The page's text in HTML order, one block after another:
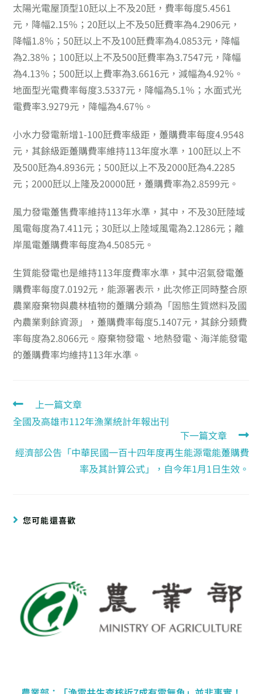
太陽光電屋頂型10瓩以上不及20瓩，費率每度5.4561
元，降幅2.15％；20瓩以上不及50瓩費率為4.2906元，
降幅1.8％；50瓩以上不及100瓩費率為4.0853元，降幅
為2.38％；100瓩以上不及500瓩費率為3.7547元，降幅
為4.13％；500瓩以上費率為3.6616元，減幅為4.92％。
地面型光電費率每度3.5337元，降幅為5.1％；水面式光
電費率3.9279元，降幅為4.67％。
小水力發電新增1-100瓩費率級距，躉購費率每度4.9548
元，其餘級距躉購費率維持113年度水準，100瓩以上不
及500瓩為4.8936元；500瓩以上不及2000瓩為4.2285
元；2000瓩以上隆及20000瓩，躉購費率為2.8599元。
風力發電躉售費率維持113年水準，其中，不及30瓩陸域
風電每度為7.411元；30瓩以上陸域風電為2.1286元；離
岸風電躉購費率每度為4.5085元。
生質能發電也是維持113年度費率水準，其中沼氣發電躉
購費率每度7.0192元，能源署表示，此次修正同時整合原
農業廢棄物與農林植物的躉購分類為「固態生質燃料及國
內農業剩餘資源」，躉購費率每度5.1407元，其餘分類費
率每度為2.8066元。廢棄物發電、地熱發電、海洋能發電
的躉購費率均維持113年水準。
上一篇文章
全國及高雄市112年漁業統計年報出刊
下一篇文章
經濟部公告「中華民國一百十四年度再生能源電能躉購費
率及其計算公式」，自今年1月1日生效。
您可能還喜歡